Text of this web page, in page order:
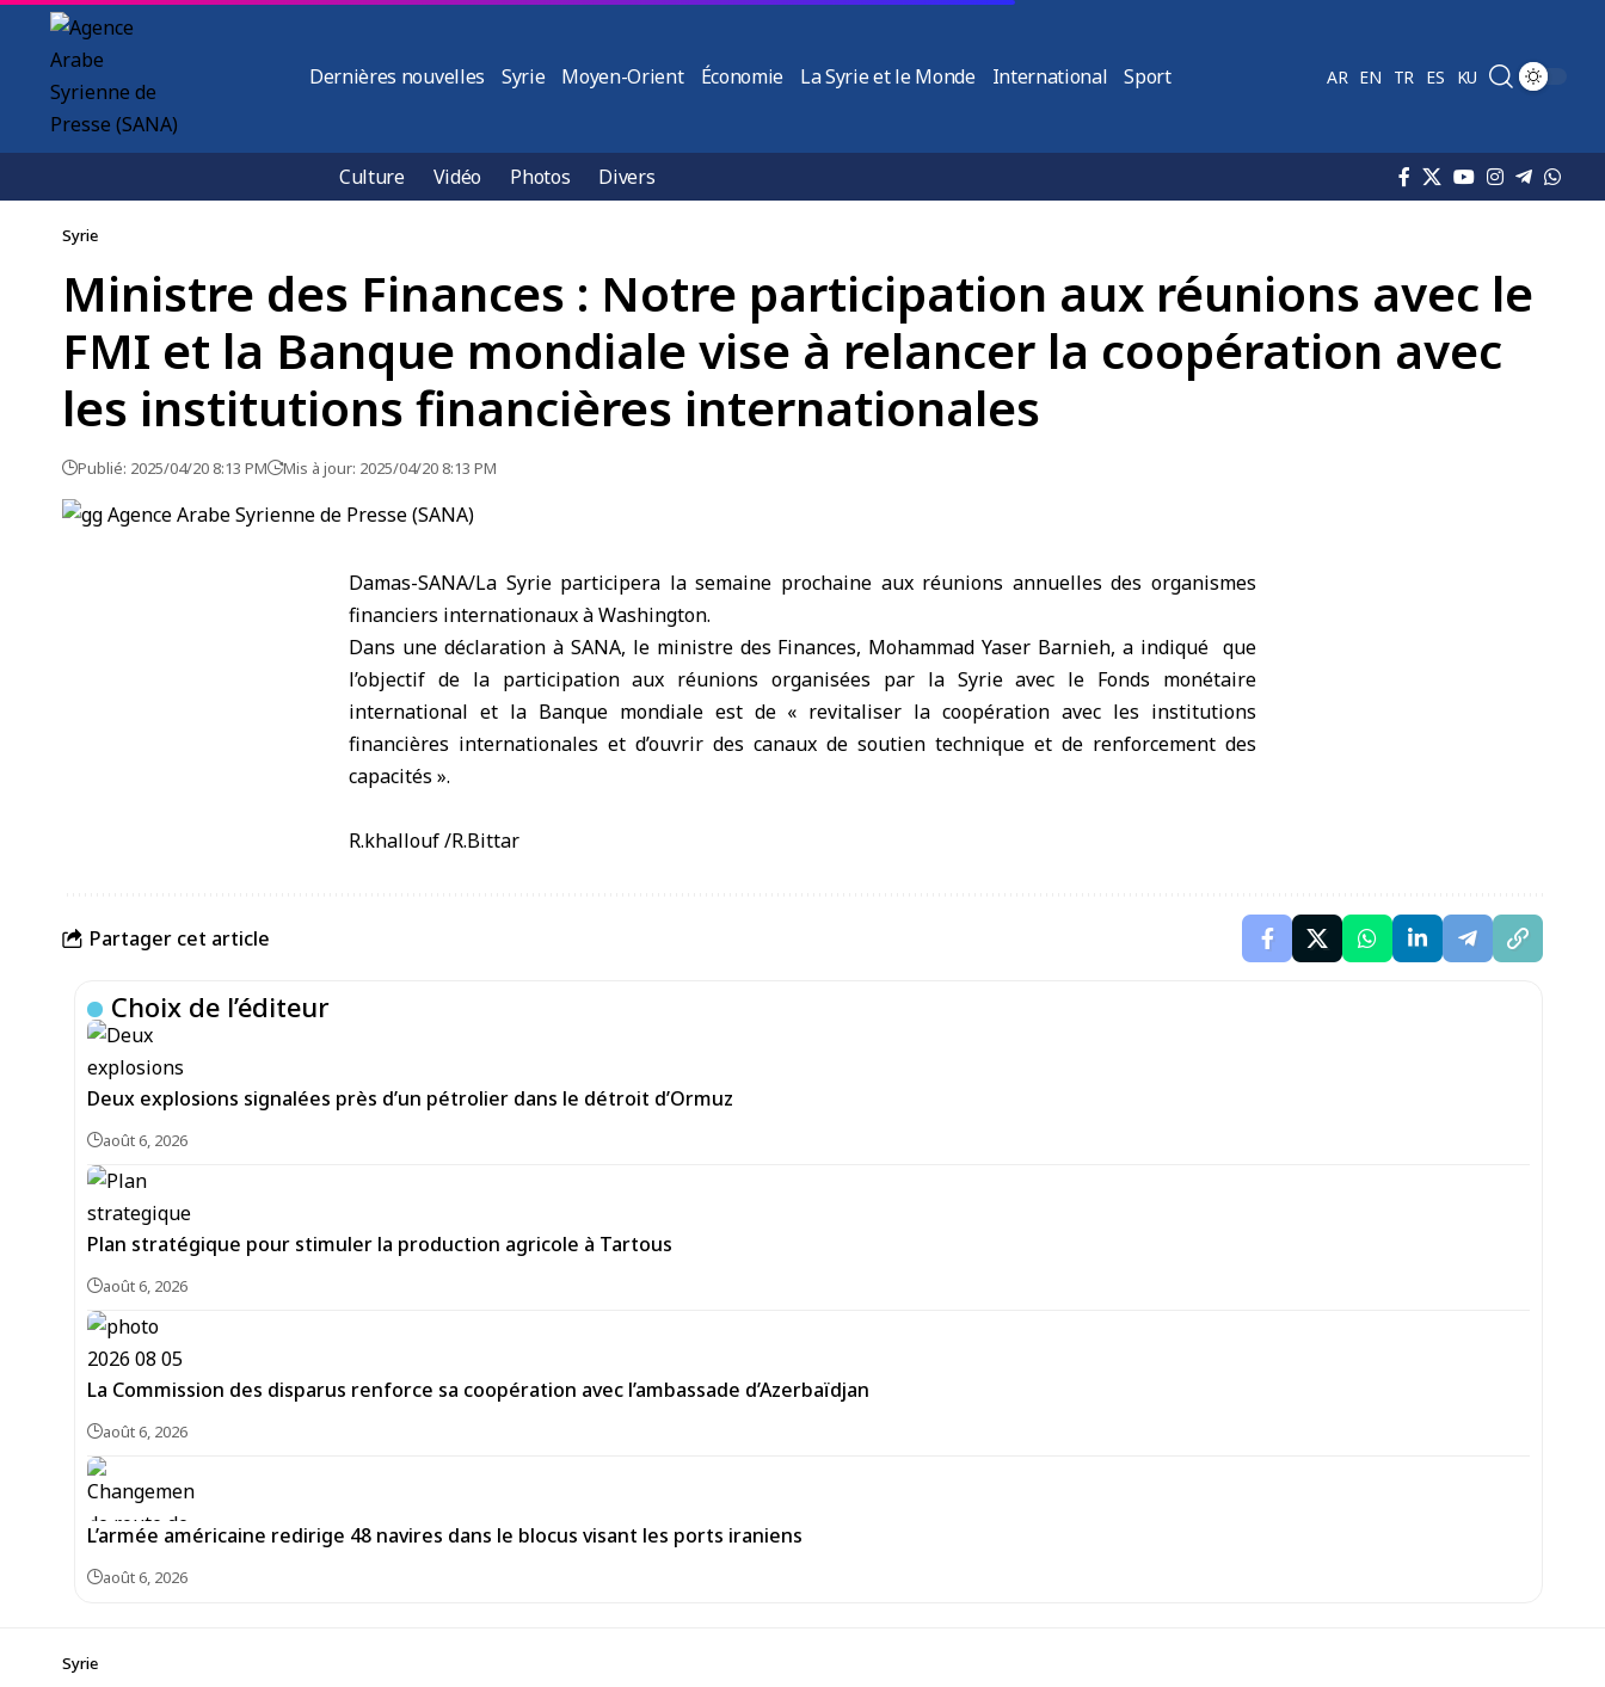
Dernières nouvelles Syrie Moyen-Orient Économie La Syrie et le Monde International Sport AR EN TR ES KU
Culture Vidéo Photos Divers
Syrie
Ministre des Finances : Notre participation aux réunions avec le
FMI et la Banque mondiale vise à relancer la coopération avec
les institutions financières internationales
Publié: 2025/04/20 8:13 PM Mis à jour: 2025/04/20 8:13 PM
Damas-SANA/La Syrie participera la semaine prochaine aux réunions annuelles des organismes
financiers internationaux à Washington.
Dans une déclaration à SANA, le ministre des Finances, Mohammad Yaser Barnieh, a indiqué que
l’objectif de la participation aux réunions organisées par la Syrie avec le Fonds monétaire
international et la Banque mondiale est de « revitaliser la coopération avec les institutions
financières internationales et d’ouvrir des canaux de soutien technique et de renforcement des
capacités ».
R.khallouf /R.Bittar
Partager cet article
Choix de l’éditeur
Deux explosions signalées près d’un pétrolier dans le détroit d’Ormuz
août 6, 2026
Plan stratégique pour stimuler la production agricole à Tartous
août 6, 2026
La Commission des disparus renforce sa coopération avec l’ambassade d’Azerbaïdjan
août 6, 2026
L’armée américaine redirige 48 navires dans le blocus visant les ports iraniens
août 6, 2026
Syrie